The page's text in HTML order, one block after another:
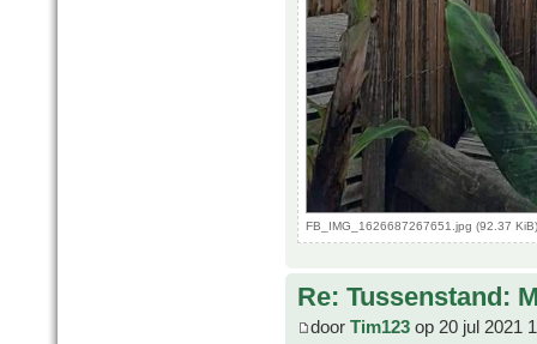
FB_IMG_1626687267651.jpg (92.37
Re: Tussenstand:
door Tim123 op 20 jul 2021